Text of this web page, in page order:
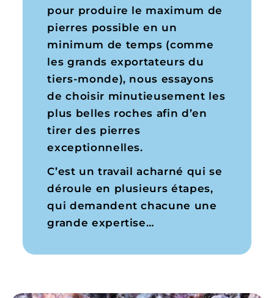
pour produire le maximum de
pierres possible en un
minimum de temps (comme
les grands exportateurs du
tiers-monde), nous essayons
de choisir minutieusement les
plus belles roches afin d’en
tirer des pierres
exceptionnelles.
C’est un travail acharné qui se
déroule en plusieurs étapes,
qui demandent chacune une
grande expertise…